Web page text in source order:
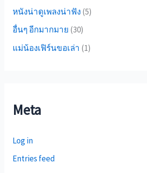
หนังน่าดูเพลงน่าฟัง (5)
อื่นๆ อีกมากมาย (30)
แม่น้องเฟิร์นขอเล่า (1)
Meta
Log in
Entries feed